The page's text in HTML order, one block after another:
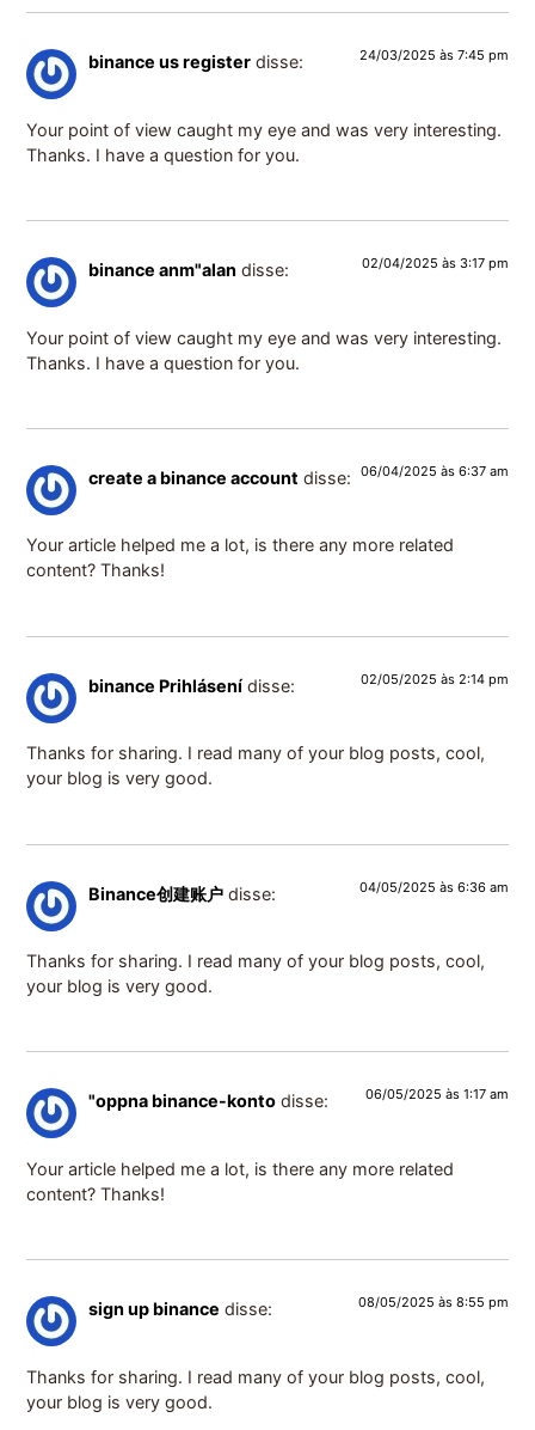
binance us register disse: 24/03/2025 às 7:45 pm
Your point of view caught my eye and was very interesting.
Thanks. I have a question for you.
binance anm"alan disse: 02/04/2025 às 3:17 pm
Your point of view caught my eye and was very interesting.
Thanks. I have a question for you.
create a binance account disse: 06/04/2025 às 6:37 am
Your article helped me a lot, is there any more related
content? Thanks!
binance Prihlásení disse: 02/05/2025 às 2:14 pm
Thanks for sharing. I read many of your blog posts, cool,
your blog is very good.
Binance创建账户 disse: 04/05/2025 às 6:36 am
Thanks for sharing. I read many of your blog posts, cool,
your blog is very good.
"oppna binance-konto disse: 06/05/2025 às 1:17 am
Your article helped me a lot, is there any more related
content? Thanks!
sign up binance disse: 08/05/2025 às 8:55 pm
Thanks for sharing. I read many of your blog posts, cool,
your blog is very good.